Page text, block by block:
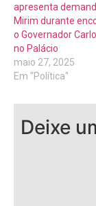
apresenta
Mirim durante
o Governador
no Palácio
maio 27, 2025
Em "Política"
Deixe